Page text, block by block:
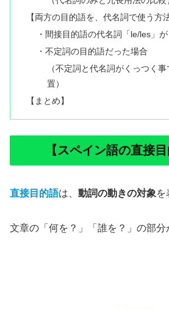
【両方の目的語を、代名詞で使う方法
・間接目的語の代名詞「le/les」
・不定詞の目的語だった場合
（不定詞と代名詞がくっつく
置）
【まとめ】
【スペイン語の直接目
直接目的語は、 動詞の動きの対象を
文章の「何を？」「誰を？」の部分